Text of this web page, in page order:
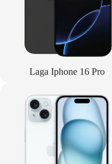
Laga Iphone 16 Pro